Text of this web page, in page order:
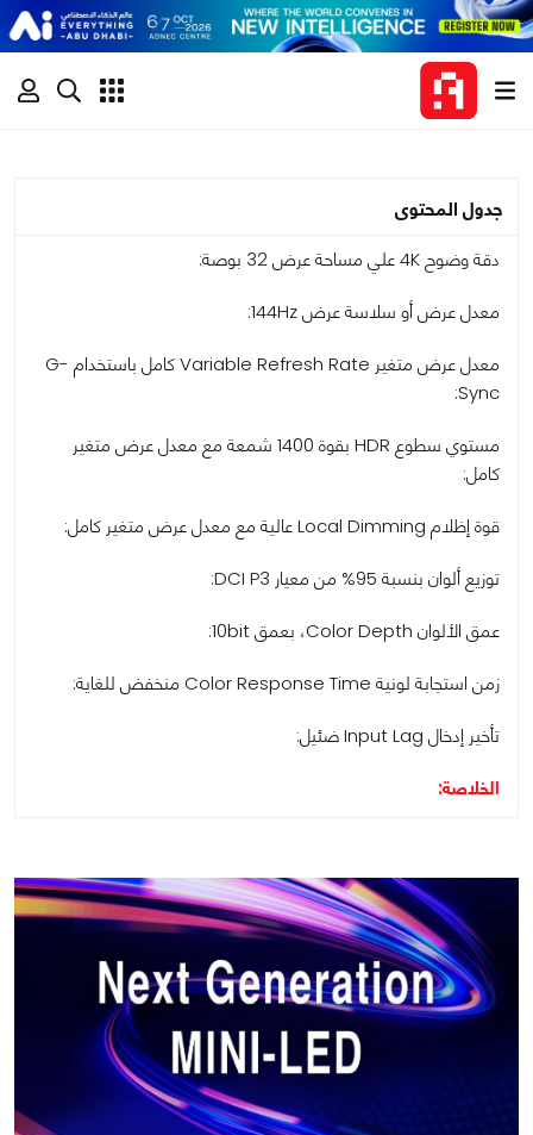
جدول المحتوى
دقة وضوح 4K علي مساحة عرض 32 بوصة:
معدل عرض أو سلاسة عرض 144Hz:
معدل عرض متغير Variable Refresh Rate كامل باستخدام G-
Sync:
مستوي سطوع HDR بقوة 1400 شمعة مع معدل عرض متغير
كامل:
قوة إظلام Local Dimming عالية مع معدل عرض متغير كامل:
توزيع ألوان بنسبة 95% من معيار DCI P3:
عمق الألوان Color Depth، بعمق 10bit:
زمن استجابة لونية Color Response Time منخفض للغاية:
تأخير إدخال Input Lag ضئيل:
الخلاصة: